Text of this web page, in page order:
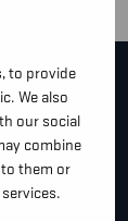
to provide
We also
our social
combine
them or
te
even